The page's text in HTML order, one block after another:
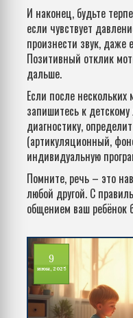
И наконец, будьте
если чувствует
произнести звук,
Позитивный отклик
дальше.
Если после
запишитесь к
диагностику,
(артикуляционный,
индивидуальную
Помните, речь – это
любой другой. С
общением ваш ребёнок
9
июн, 2025